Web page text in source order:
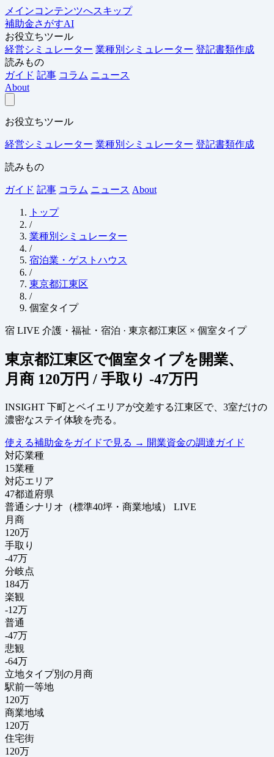
メインコンテンツへスキップ
補助金さがすAI
お役立ちツール
経営シミュレーター 業種別シミュレーター 登記書類作成
読みもの
ガイド 記事 コラム ニュース
About
お役立ちツール
経営シミュレーター 業種別シミュレーター 登記書類作成
読みもの
ガイド 記事 コラム ニュース About
トップ
/
業種別シミュレーター
/
宿泊業・ゲストハウス
/
東京都江東区
/
個室タイプ
宿 LIVE 介護・福祉・宿泊 · 東京都江東区 × 個室タイプ
東京都江東区で個室タイプを開業、
月商 120万円 / 手取り -47万円
INSIGHT 下町とベイエリアが交差する江東区で、3室だけの
濃密なステイ体験を売る。
使える補助金をガイドで見る → 開業資金の調達ガイド
対応業種
15業種
対応エリア
47都道府県
普通シナリオ（標準40坪・商業地域）
LIVE
月商
120万
手取り
-47万
分岐点
184万
楽観
-12万
普通
-47万
悲観
-64万
立地タイプ別の月商
駅前一等地
120万
商業地域
120万
住宅街
120万